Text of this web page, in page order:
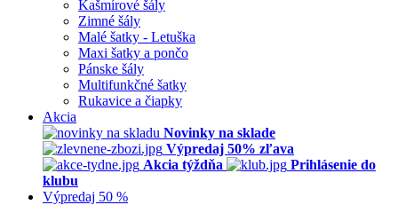
Kašmírové šály
Zimné šály
Malé šatky - Letuška
Maxi šatky a pončo
Pánske šály
Multifunkčné šatky
Rukavice a čiapky
Akcia
Novinky na sklade
Výpredaj 50% zľava
Akcia týždňa
Prihlásenie do
klubu
Výpredaj 50 %